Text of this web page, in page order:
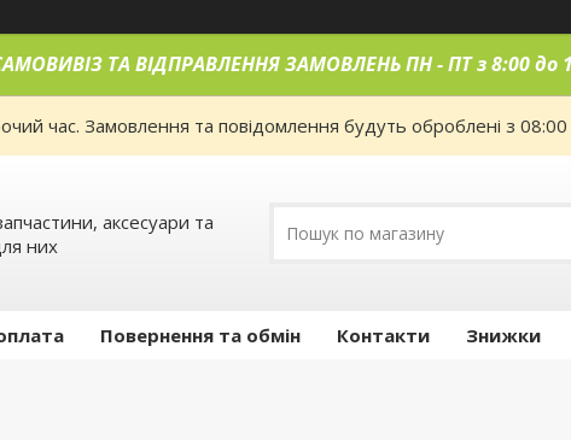
ТА ВІДПРАВЛЕННЯ ЗАМОВЛЕНЬ ПН - ПТ з 8:00 до
час. Замовлення та повідомлення будуть оброблені з
аксесуари та
них
Повернення та обмін Контакти Знижки